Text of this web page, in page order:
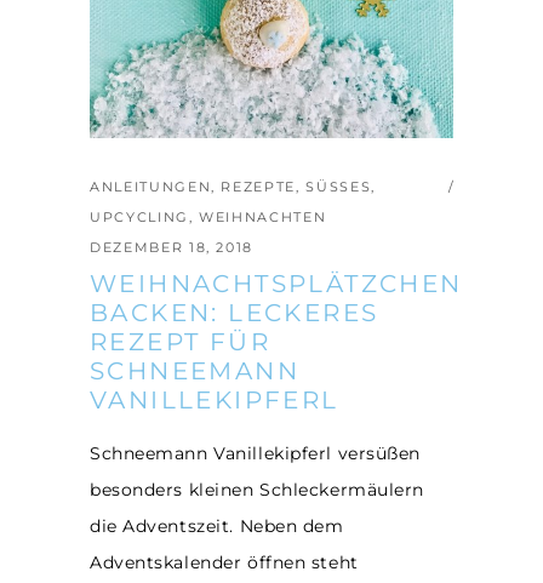
ANLEITUNGEN, REZEPTE,SÜSSES,
UPCYCLING ,WEIHNACHTEN
DEZEMBER 18, 2018
WEIHNACHTSPLÄTZCHEN
BACKEN: LECKERES
REZEPT FÜR
SCHNEEMANN
VANILLEKIPFERL
Schneemann Vanillekipferl versüßen
besonders kleinen Schleckermäulern
die Adventszeit. Neben dem
Adventskalender öffnen steht